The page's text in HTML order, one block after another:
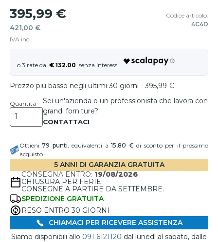
395,99 €
421,00 €
IVA incl.
Codice articolo:
4C4D
€ 132.00
Prezzo piu basso negli ultimi 30 giorni - 395,99 €
Quantità
Sei un'azienda o un professionista che lavora con
grandi forniture?
Ottieni79 punti, equivalenti a15,80 €di sconto per il prossimo
acquisto
5 ANNI DI GARANZIA GRATUITA
CONSEGNA ENTRO: 19/08/2026
CHIUSURA PER FERIE:
CONSEGNE A PARTIRE DA SETTEMBRE.
SPEDIZIONE GRATUITA
RESO ENTRO 30 GIORNI
CHIAMACI PER RICEVERE ASSISTENZA
Siamo disponibili allo 091 6121120 dal lunedì al sabato, dalle